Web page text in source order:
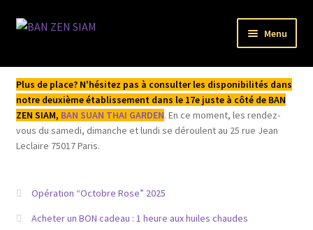
Aller
navigation
Aller
Menu
Bienvenue
L’institut
Acheter / Réserver
Mon compte
Plus de place? N'hésitez pas à consulter les disponibilités dans
notre deuxième établissement dans le 17e juste à côté de BAN
ZEN SIAM, BAN SUAN THAI GARDEN. En ce moment, les rendez-
vous du samedi, dimanche et lundi se déroulent au 25 rue Jean
Leclaire 75017 Paris.
Opération “Octobre Rose” 2025
Acheter un BON cadeau : 1 heure aux huiles chaudes